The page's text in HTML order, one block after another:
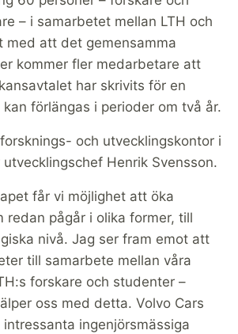
– i samarbetet mellan LTH och
med att det gemensamma
kommer fler medarbetare att
har skrivits för en
förlängas i perioder om två år.
och utvecklingskontor i
Henrik Svensson.
får vi möjlighet att öka
redan pågår i olika former, till
nivå. Jag ser fram emot att
till samarbete mellan våra
forskare och studenter –
oss med detta. Volvo Cars
ingenjörsmässiga